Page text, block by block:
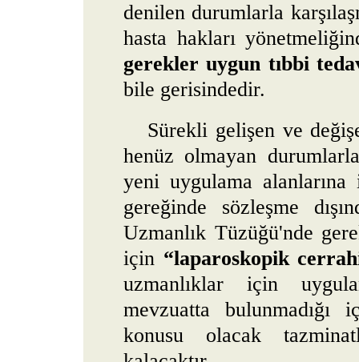
denilen durumlarla
hasta hakları
gerekler uygun tıbbi
bile gerisindedir.
Sürekli gelişen ve
henüz olmayan
yeni uygulama
gereğinde sözleşme
Uzmanlık Tüzüğü'nde
için “laparoskopik
uzmanlıklar için
mevzuatta
konusu olacak